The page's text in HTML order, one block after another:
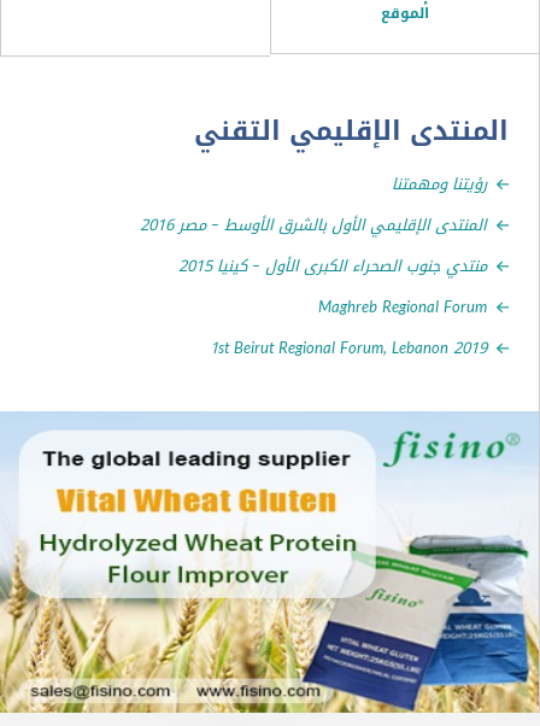
الإقليمي التقني
ومهمتنا
الإقليمي الأول بالشرق الأوسط – مصر 2016
جنوب الصحراء الكبرى الأول – كينيا 2015
Maghreb Regional
1st Beirut Regional Forum, Lebanon